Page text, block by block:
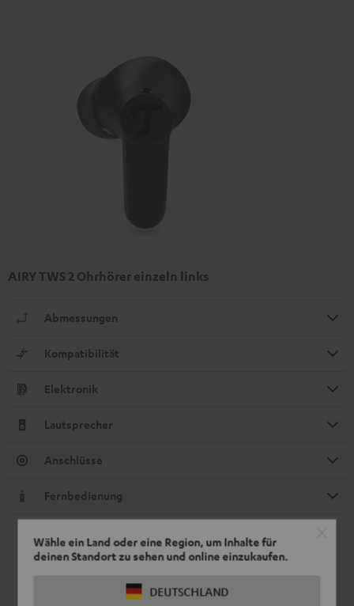
Wähle ein Land oder eine Region, um Inhalte für
deinen Standort zu sehen und online einzukaufen.
DEUTSCHLAND
AIRY TWS 2 Ohrhörer einzeln links
Abmessungen
Kompatibilität
Elektronik
Lautsprecher
Anschlüsse
Fernbedienung